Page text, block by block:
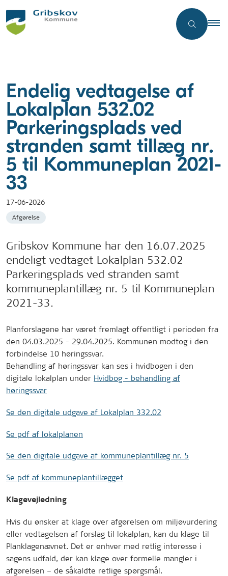
Endelig vedtagelse af
Lokalplan 532.02
Parkeringsplads ved
stranden samt tillæg nr.
5 til Kommuneplan 2021-
33
17-06-2026
Afgørelse
Gribskov Kommune har den 16.07.2025
endeligt vedtaget Lokalplan 532.02
Parkeringsplads ved stranden samt
kommuneplantillæg nr. 5 til Kommuneplan
2021-33.
Planforslagene har været fremlagt offentligt i perioden fra
den 04.03.2025 - 29.04.2025. Kommunen modtog i den
forbindelse 10 høringssvar.
Behandling af høringssvar kan ses i hvidbogen i den
digitale lokalplan under Hvidbog - behandling af
høringssvar
Se den digitale udgave af Lokalplan 332.02
Se pdf af lokalplanen
Se den digitale udgave af kommuneplantillæg nr. 5
Se pdf af kommuneplantillægget
Klagevejledning
Hvis du ønsker at klage over afgørelsen om miljøvurdering
eller vedtagelsen af forslag til lokalplan, kan du klage til
Planklagenævnet. Det er enhver med retlig interesse i
sagens udfald, der kan klage over formelle mangler i
afgørelsen – de såkaldte retlige spørgsmål.